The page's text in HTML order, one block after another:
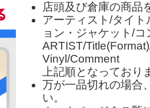
店頭及び倉庫の商品
アーティスト/タイ
ョン・ジャケット/
ARTIST/
Vinyl/Comment
上記順となっており
万が一品切れの場合
い。